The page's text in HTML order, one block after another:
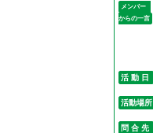
メンバー
からの一言
活 動 日
活動場所
問 合 先